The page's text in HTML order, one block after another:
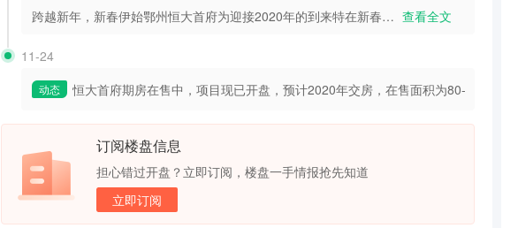
查看全文
跨越新年，新春伊始鄂州恒大首府为迎接2020年的到来特在新春伊始之际以五重新春大礼敬献给爱生活的您示意图全员营销月 尊享五重礼新年礼新年置业享额外折扣新春礼到访
11-24
动态 恒大首府期房在售中，项目现已开盘，预计2020年交房，在售面积为80-
最高直降31万。项目地址位于鄂州恒大首府位于鄂州市城东片区司徒路转
盘处。以上信息仅供参考，更多详细信息敬请咨询售楼处
订阅楼盘信息
担心错过开盘？立即订阅，楼盘一手情报抢先知道
立即订阅